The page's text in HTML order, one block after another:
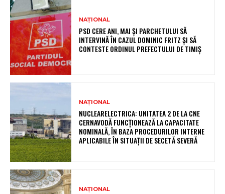
NAȚIONAL
PSD CERE ANI, MAI ȘI PARCHETULUI SĂ
INTERVINĂ ÎN CAZUL DOMINIC FRITZ ȘI SĂ
CONTESTE ORDINUL PREFECTULUI DE TIMIȘ
NAȚIONAL
NUCLEARELECTRICA: UNITATEA 2 DE LA CNE
CERNAVODĂ FUNCȚIONEAZĂ LA CAPACITATE
NOMINALĂ, ÎN BAZA PROCEDURILOR INTERNE
APLICABILE ÎN SITUAȚII DE SECETĂ SEVERĂ
NAȚIONAL